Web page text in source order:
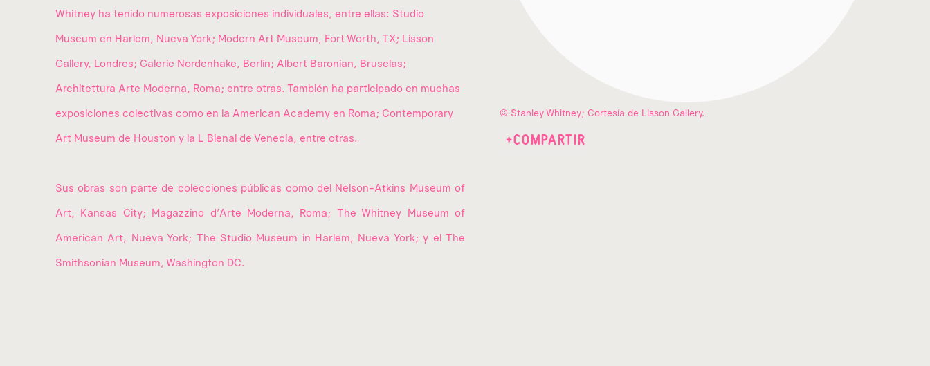
© Stanley Whitney; Cortesía de Lisson Gallery.
COMPARTIR
Whitney ha tenido numerosas exposiciones individuales, entre ellas: Studio
Museum en Harlem, Nueva York; Modern Art Museum, Fort Worth, TX; Lisson
Gallery, Londres; Galerie Nordenhake, Berlín; Albert Baronian, Bruselas;
Architettura Arte Moderna, Roma; entre otras. También ha participado en muchas
exposiciones colectivas como en la American Academy en Roma; Contemporary
Art Museum de Houston y la L Bienal de Venecia, entre otras.
Sus obras son parte de colecciones públicas como del Nelson-Atkins Museum of
Art, Kansas City; Magazzino d’Arte Moderna, Roma; The Whitney Museum of
American Art, Nueva York; The Studio Museum in Harlem, Nueva York; y el The
Smithsonian Museum, Washington DC.